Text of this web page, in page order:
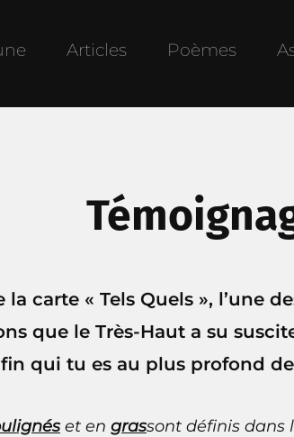
Articles Poèmes
carte « Tels Quels », l’une
que le Très-Haut a su
qui tu es au plus profond
et en grassont définis dans